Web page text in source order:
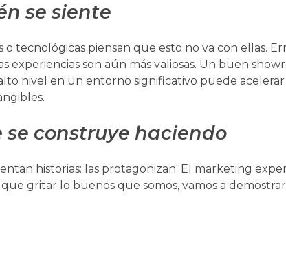
se siente
o tecnológicas piensan que esto no va con ellas.
experiencias son aún más valiosas. Un buen
nivel en un entorno significativo puede
se construye haciendo
historias: las protagonizan. El marketing
gritar lo buenos que somos, vamos a